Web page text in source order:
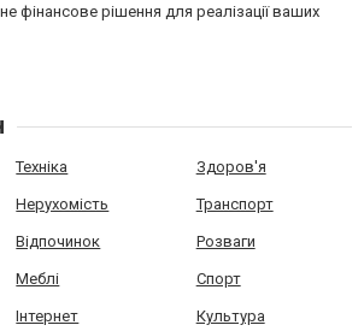
фінансове рішення для реалізації ваших
Техніка Здоров'я
Нерухомість Транспорт
Відпочинок Розваги
Меблі Спорт
Інтернет Культура